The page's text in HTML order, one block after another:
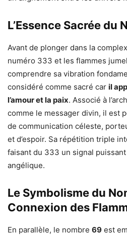
L’Essence Sacrée du
Avant de plonger dans la
numéro 333 et les flammes
comprendre sa vibration
considéré comme sacré car il
l’amour et la paix. Associé à
comme le messager divin, il est
de communication céleste,
et d’espoir. Sa répétition triple
faisant du 333 un signal
angélique.
Le Symbolisme du
Connexion des
En parallèle, le nombre 69 est